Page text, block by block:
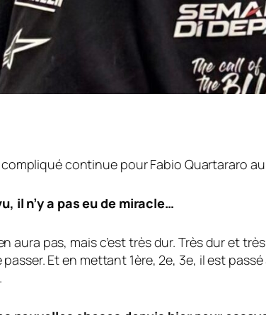
continue pour Fabio Quartararo
il n’y a pas eu de miracle…
aura pas, mais c’est très dur. Très dur et
passer. Et en mettant 1ère, 2e, 3e, il est